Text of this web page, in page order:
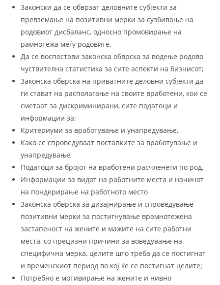
Законски да се обврзат деловните субјекти за
превземање на позитивни мерки за сузбивање на
родовиот дисбаланс, односно промовирање на
рамнотежа меѓу родовите.
Да се воспостави законска обврска за водење родово
чуствителна статистика за сите аспекти на бизнисот;
Законска обврска на приватните деловни субјекти да
ги стават на располагање на своите вработени, кои се
сметаат за дискриминирани, сите податоци и
информации за:
Критериуми за вработување и унапредување,
Како се спроведуваат постапките за вработување и
унапредување,
Податоци за бројот на вработени расчленети по род,
Информации за видот на работните места и начинот
на пондерирање на работното место
Законска обврска за дизајнирање и спроведување
позитивни мерки за постигнување врамнотежена
застапеност на жените и мажите на сите работни
места, со прецизни причини за воведување на
специфична мерка, целите што треба да се постигнат
и временскиот период во кој ќе се постигнат целите;
Потребно е мотивирање на жените и нивно